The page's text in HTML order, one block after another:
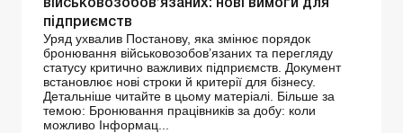
військовозобов’язаних: нові вимоги для
підприємств
Уряд ухвалив Постанову, яка змінює порядок
бронювання військовозобов’язаних та перегляду
статусу критично важливих підприємств. Документ
встановлює нові строки й критерії для бізнесу.
Детальніше читайте в цьому матеріалі. Більше за
темою: Бронювання працівників за добу: коли
можливо Інформац...